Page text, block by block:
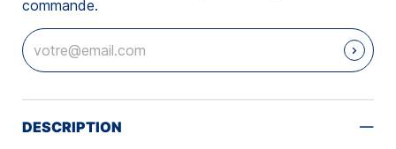
commande.
DESCRIPTION